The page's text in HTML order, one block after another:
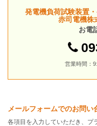
発電機負荷試験装置
赤司電機株
お電
営業時間：
メールフォームでのお問い
各項目を入力していただき、 プ